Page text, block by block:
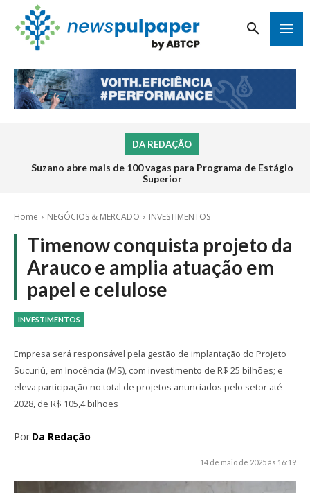
DA REDAÇÃO
Suzano abre mais de 100 vagas para Programa de Estágio
Superior
Home NEGÓCIOS & MERCADO INVESTIMENTOS
Timenow conquista projeto da
Arauco e amplia atuação em
papel e celulose
INVESTIMENTOS
Empresa será responsável pela gestão de implantação do Projeto
Sucuriú, em Inocência (MS), com investimento de R$ 25 bilhões; e
eleva participação no total de projetos anunciados pelo setor até
2028, de R$ 105,4 bilhões
Por Da Redação
14 de maio de 2025 às 16:19